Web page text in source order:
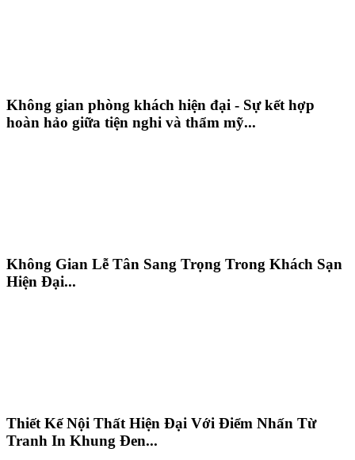
Không gian phòng khách hiện đại - Sự kết hợp
hoàn hảo giữa tiện nghi và thẩm mỹ...
Không Gian Lễ Tân Sang Trọng Trong Khách Sạn
Hiện Đại...
Thiết Kế Nội Thất Hiện Đại Với Điểm Nhấn Từ
Tranh In Khung Đen...